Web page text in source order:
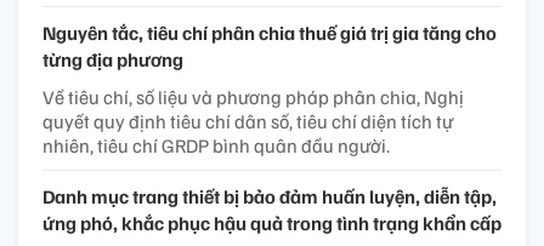
Nguyên tắc, tiêu chí phân chia thuế giá trị gia tăng cho
từng địa phương
Về tiêu chí, số liệu và phương pháp phân chia, Nghị
quyết quy định tiêu chí dân số, tiêu chí diện tích tự
nhiên, tiêu chí GRDP bình quân đầu người.
Danh mục trang thiết bị bảo đảm huấn luyện, diễn tập,
ứng phó, khắc phục hậu quả trong tình trạng khẩn cấp